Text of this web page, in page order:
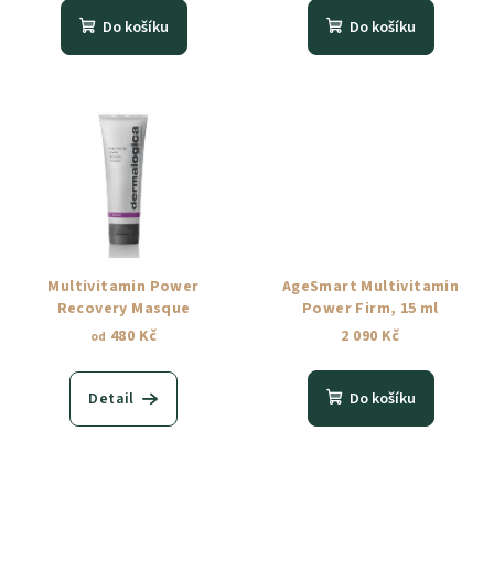
Do košíku Do košíku
Multivitamin Power
Recovery Masque
od 480 Kč
Detail
AgeSmart Multivitamin
Power Firm, 15 ml
2 090 Kč
Do košíku